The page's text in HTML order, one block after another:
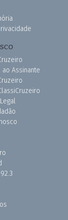
Assinante